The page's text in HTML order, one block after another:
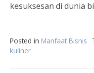
kesuksesan di dunia
Posted in Manfaat Bisnis
kuliner